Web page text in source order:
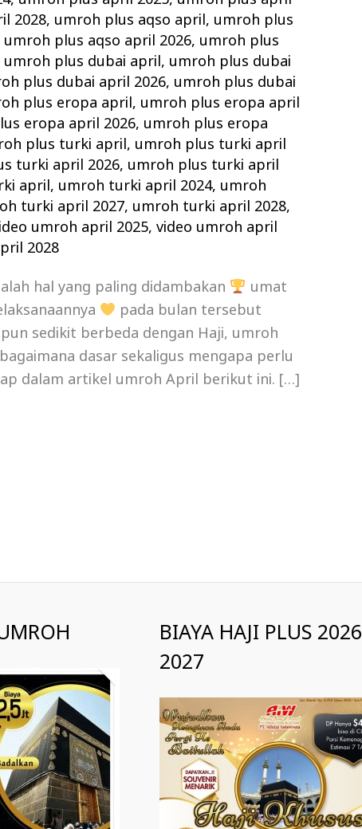
2028, umroh plus aqso april, umroh plus
umroh plus aqso april 2026, umroh plus
umroh plus dubai april, umroh plus dubai
plus dubai april 2026, umroh plus dubai
plus eropa april, umroh plus eropa april
eropa april 2026, umroh plus eropa
plus turki april, umroh plus turki april
turki april 2026, umroh plus turki april
april, umroh turki april 2024, umroh
turki april 2027, umroh turki april 2028,
umroh april 2025,video umroh april
2028
hal yang paling didambakan
umat
pada bulan tersebut
sedikit berbeda dengan Haji, umroh
dasar sekaligus mengapa perlu
dalam artikel umroh April berikut ini. […]
BIAYA HAJI PLUS 2026
2027